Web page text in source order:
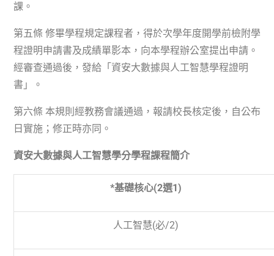
課。
第五條 修畢學程規定課程者，得於次學年度開學前檢附學
程證明申請書及成績單影本，向本學程辦公室提出申請。
經審查通過後，發給「資安大數據與人工智慧學程證明
書」。
第六條 本規則經教務會議通過，報請校長核定後，自公布
日實施；修正時亦同。
資安大數據與人工智慧學分學程課程簡介
*基礎核心(2選1)
人工智慧(必/2)